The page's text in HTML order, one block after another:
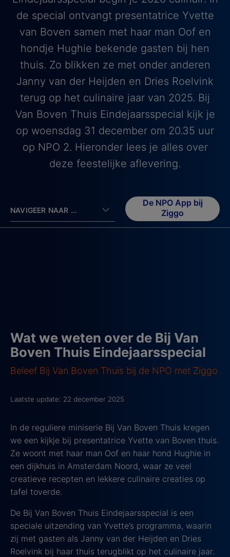
de special ontvangt presentatrice Yvette
van Boven samen met haar man Oof en
hondje Hughie bekende gasten bij hen
thuis. Zo blikken ze met onder anderen
Janny van der Heijden en Dries Roelvink
terug op het culinaire jaar van 2025. Bij
Van Boven Thuis Eindejaarsspecial kijk je
op woensdag 31 december om 20.35 uur
op NPO 2. Hieronder lees je alles over
deze feestelijke aflevering.
NAVIGEER NAAR ...
De NPO App bij
Ziggo
Wat we weten over de Bij Van
Boven Thuis Eindejaarsspecial
Beleef Bij Van Boven Thuis bij de NPO met Ziggo
Laatste update: 22 december 2025
In de reguliere miniserie Bij Van Boven Thuis kregen
we een kijkje bij presentatrice Yvette van Boven thuis.
Ze woont met haar man Oof en haar hond Hughie in
een dijkhuis in Amsterdam Noord, waar ze veel
creatieve recepten en lekkere culinaire creaties op
tafel toverde.
De Bij Van Boven Thuis Eindejaarsspecial is een
speciale uitzending van Yvette’s programma, waarin
zij met gasten als Janny van der Heijden en Dries
Roelvink bij haar thuis terugblikt op het culinaire jaar.